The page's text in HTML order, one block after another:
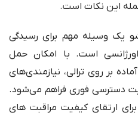
این نکات است.
ترالی اورژانس 5 کشو یک وسیله مهم برای رسیدگی
است. با امکان حمل
بر روی ترالی، نیازمندی‌های
دسترسی فوری فراهم می‌شود.
ارتقای کیفیت مراقبت های